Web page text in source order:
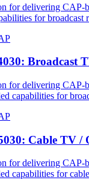
for delivering CAP-
for broadcast
Broadcast
for delivering CAP-
capabilities for
Cable TV /
for delivering CAP-
capabilities for